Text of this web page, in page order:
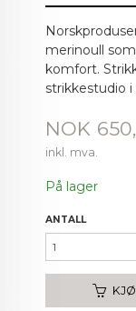
merinoull
komfort.
strikkestudio i
Pris
NOK
inkl. mva.
På lager
ANTALL